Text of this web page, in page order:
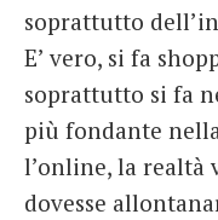
soprattutto
E’ vero, si fa
soprattutto si fa
più fondante
l’online, la realtà
dovesse